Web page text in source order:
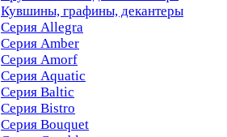
Кувшины, графины, декантеры
Серия Allegra
Серия Amber
Серия Amorf
Серия Aquatic
Серия Baltic
Серия Bistro
Серия Bouquet